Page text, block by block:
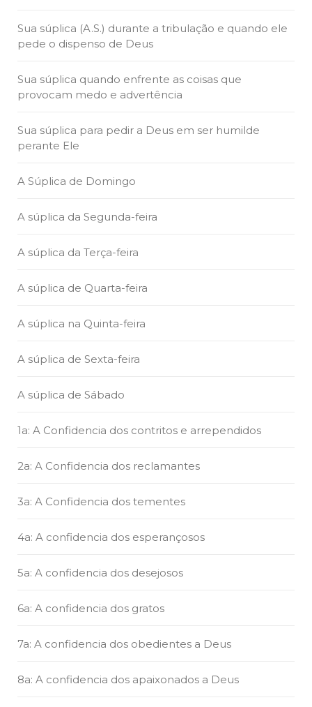
Sua súplica (A.S.) durante a tribulação e quando ele
pede o dispenso de Deus
Sua súplica quando enfrente as coisas que
provocam medo e advertência
Sua súplica para pedir a Deus em ser humilde
perante Ele
A Súplica de Domingo
A súplica da Segunda-feira
A súplica da Terça-feira
A súplica de Quarta-feira
A súplica na Quinta-feira
A súplica de Sexta-feira
A súplica de Sábado
1a: A Confidencia dos contritos e arrependidos
2a: A Confidencia dos reclamantes
3a: A Confidencia dos tementes
4a: A confidencia dos esperançosos
5a: A confidencia dos desejosos
6a: A confidencia dos gratos
7a: A confidencia dos obedientes a Deus
8a: A confidencia dos apaixonados a Deus